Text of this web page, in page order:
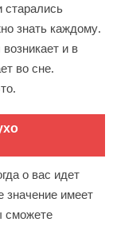
старались
знать каждому.
и в
во сне.
о вас идет
значение имеет
сможете